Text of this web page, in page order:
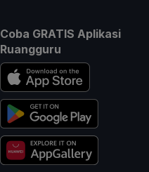
Coba GRATIS Aplikasi
Ruangguru